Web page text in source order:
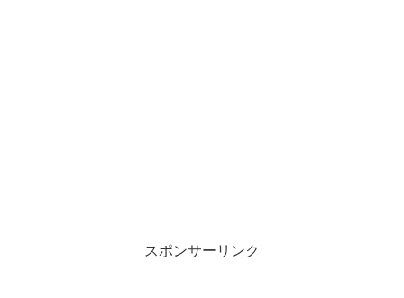
スポンサーリンク